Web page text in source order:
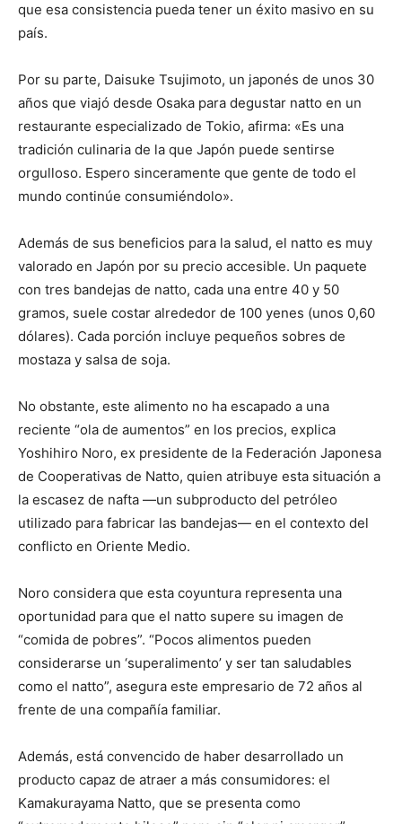
que esa consistencia pueda tener un éxito masivo en su
país.
Por su parte, Daisuke Tsujimoto, un japonés de unos 30
años que viajó desde Osaka para degustar natto en un
restaurante especializado de Tokio, afirma: «Es una
tradición culinaria de la que Japón puede sentirse
orgulloso. Espero sinceramente que gente de todo el
mundo continúe consumiéndolo».
Además de sus beneficios para la salud, el natto es muy
valorado en Japón por su precio accesible. Un paquete
con tres bandejas de natto, cada una entre 40 y 50
gramos, suele costar alrededor de 100 yenes (unos 0,60
dólares). Cada porción incluye pequeños sobres de
mostaza y salsa de soja.
No obstante, este alimento no ha escapado a una
reciente “ola de aumentos” en los precios, explica
Yoshihiro Noro, ex presidente de la Federación Japonesa
de Cooperativas de Natto, quien atribuye esta situación a
la escasez de nafta —un subproducto del petróleo
utilizado para fabricar las bandejas— en el contexto del
conflicto en Oriente Medio.
Noro considera que esta coyuntura representa una
oportunidad para que el natto supere su imagen de
“comida de pobres”. “Pocos alimentos pueden
considerarse un ‘superalimento’ y ser tan saludables
como el natto”, asegura este empresario de 72 años al
frente de una compañía familiar.
Además, está convencido de haber desarrollado un
producto capaz de atraer a más consumidores: el
Kamakurayama Natto, que se presenta como